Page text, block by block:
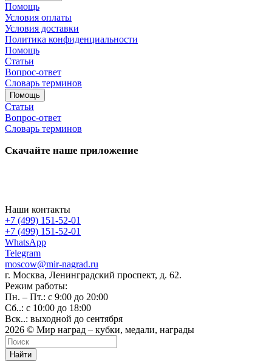
Помощь
Условия оплаты
Условия доставки
Политика конфиденциальности
Помощь
Статьи
Вопрос-ответ
Словарь терминов
Помощь
Статьи
Вопрос-ответ
Словарь терминов
Скачайте наше приложение
Наши контакты
+7 (499) 151-52-01
+7 (499) 151-52-01
WhatsApp
Telegram
moscow@mir-nagrad.ru
г. Москва, Ленинградский проспект, д. 62.
Режим работы:
Пн. – Пт.: с 9:00 до 20:00
Сб..: с 10:00 до 18:00
Вск..: выходной до сентября
2026 © Мир наград – кубки, медали, награды
Найти